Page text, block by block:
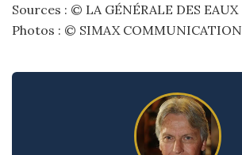
Sources : © LA GÉNÉRALE DES EAUX
Photos : © SIMAX COMMUNICATION